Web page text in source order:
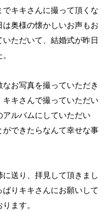
キキさんに撮って頂くな
奥様の懐かしいお声もお
ただいて、結婚式が昨日
お写真を撮っていただき
キさんで撮っていただい
ルバムにしていただい
できたらなんて幸せな事
送り、拝見して頂きまし
りキキさんにお願いして
ます。